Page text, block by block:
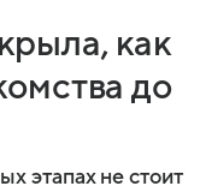
как
до
этапах не стоит